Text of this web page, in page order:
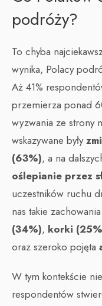
podróży?
To chyba
wynika, Polacy
Aż 41%
przemierza ponad
wyzwania ze strony
wskazywane były
(63%), a na
oślepianie przez
uczestników ruchu
nas takie
(34%), korki
oraz szeroko pojęta
W tym kontekście
respondentów